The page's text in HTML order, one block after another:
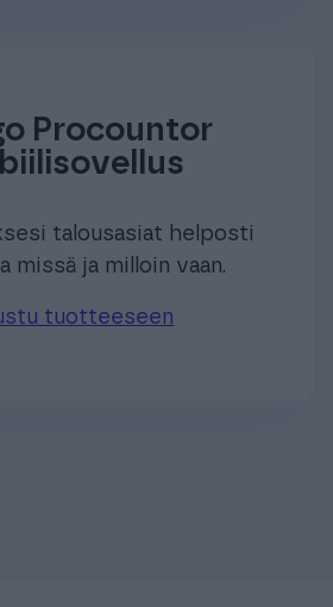
Procountor
talousasiat helposti
missä ja milloin vaan.
tuotteeseen